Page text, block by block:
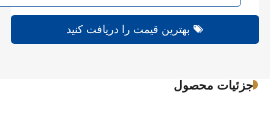
بهترین قیمت را دریافت کنید
جزئیات محصول